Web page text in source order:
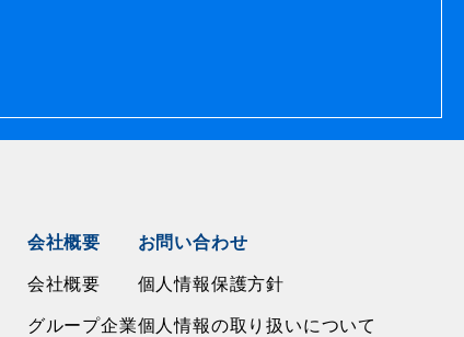
会社概要
会社概要
グループ企業
お問い合わせ
個人情報保護方針
個人情報の取り扱いについて